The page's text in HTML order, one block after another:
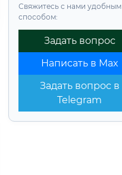
Свяжитесь с нами удобным
способом:
Задать вопрос
Написать в Max
Задать вопрос в
Telegram